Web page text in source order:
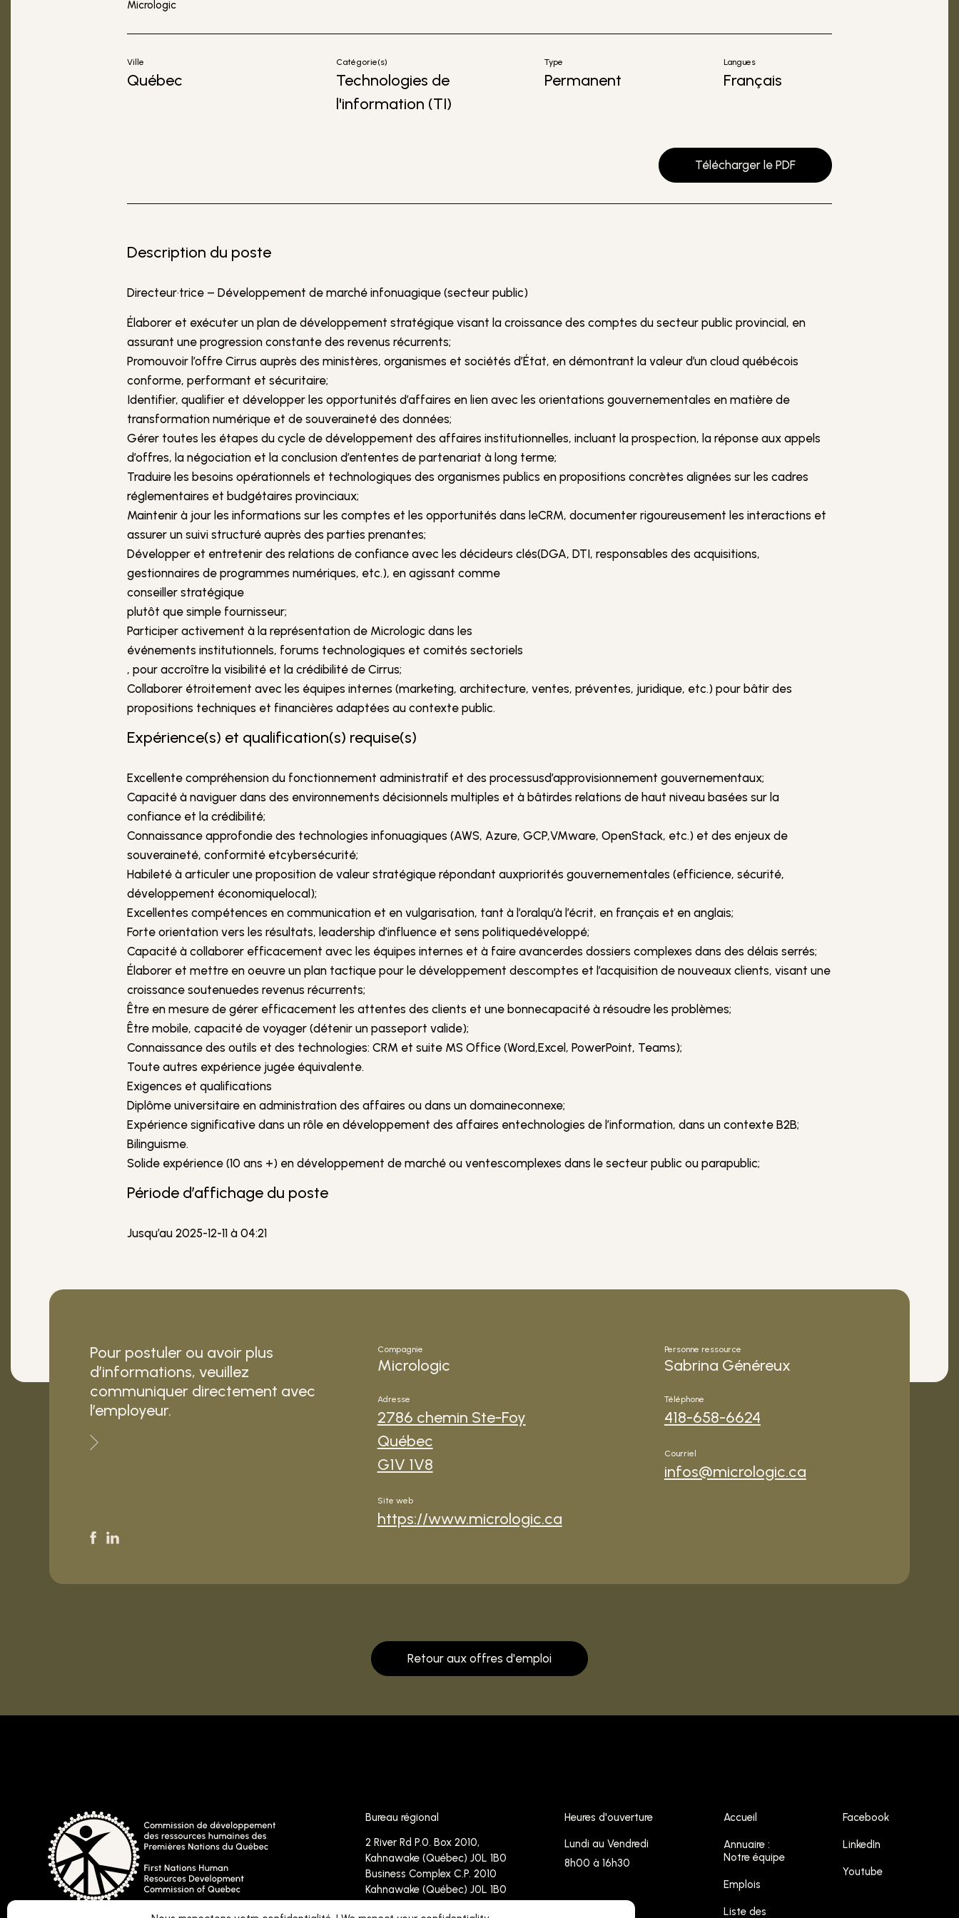
Micrologic
Ville
Québec
Catégorie(s)
Technologies de
l'information (TI)
Type
Permanent
Langues
Français
Télécharger le PDF
Description du poste
Directeur·trice – Développement de marché infonuagique (secteur public)
Élaborer et exécuter un plan de développement stratégique visant la croissance des comptes du secteur public provincial, en
assurant une progression constante des revenus récurrents;
Promouvoir l’offre Cirrus auprès des ministères, organismes et sociétés d’État, en démontrant la valeur d’un cloud québécois
conforme, performant et sécuritaire;
Identifier, qualifier et développer les opportunités d’affaires en lien avec les orientations gouvernementales en matière de
transformation numérique et de souveraineté des données;
Gérer toutes les étapes du cycle de développement des affaires institutionnelles, incluant la prospection, la réponse aux appels
d’offres, la négociation et la conclusion d’ententes de partenariat à long terme;
Traduire les besoins opérationnels et technologiques des organismes publics en propositions concrètes alignées sur les cadres
réglementaires et budgétaires provinciaux;
Maintenir à jour les informations sur les comptes et les opportunités dans leCRM, documenter rigoureusement les interactions et
assurer un suivi structuré auprès des parties prenantes;
Développer et entretenir des relations de confiance avec les décideurs clés(DGA, DTI, responsables des acquisitions,
gestionnaires de programmes numériques, etc.), en agissant comme
conseiller stratégique
plutôt que simple fournisseur;
Participer activement à la représentation de Micrologic dans les
événements institutionnels, forums technologiques et comités sectoriels
, pour accroître la visibilité et la crédibilité de Cirrus;
Collaborer étroitement avec les équipes internes (marketing, architecture, ventes, préventes, juridique, etc.) pour bâtir des
propositions techniques et financières adaptées au contexte public.
Expérience(s) et qualification(s) requise(s)
Excellente compréhension du fonctionnement administratif et des processusd’approvisionnement gouvernementaux;
Capacité à naviguer dans des environnements décisionnels multiples et à bâtirdes relations de haut niveau basées sur la
confiance et la crédibilité;
Connaissance approfondie des technologies infonuagiques (AWS, Azure, GCP,VMware, OpenStack, etc.) et des enjeux de
souveraineté, conformité etcybersécurité;
Habileté à articuler une proposition de valeur stratégique répondant auxpriorités gouvernementales (efficience, sécurité,
développement économiquelocal);
Excellentes compétences en communication et en vulgarisation, tant à l’oralqu’à l’écrit, en français et en anglais;
Forte orientation vers les résultats, leadership d’influence et sens politiquedéveloppé;
Capacité à collaborer efficacement avec les équipes internes et à faire avancerdes dossiers complexes dans des délais serrés;
Élaborer et mettre en oeuvre un plan tactique pour le développement descomptes et l’acquisition de nouveaux clients, visant une
croissance soutenuedes revenus récurrents;
Être en mesure de gérer efficacement les attentes des clients et une bonnecapacité à résoudre les problèmes;
Être mobile, capacité de voyager (détenir un passeport valide);
Connaissance des outils et des technologies: CRM et suite MS Office (Word,Excel, PowerPoint, Teams);
Toute autres expérience jugée équivalente.
Exigences et qualifications
Diplôme universitaire en administration des affaires ou dans un domaineconnexe;
Expérience significative dans un rôle en développement des affaires entechnologies de l’information, dans un contexte B2B;
Bilinguisme.
Solide expérience (10 ans +) en développement de marché ou ventescomplexes dans le secteur public ou parapublic;
Période d’affichage du poste
Jusqu’au 2025-12-11 à 04:21
Pour postuler ou avoir plus
d’informations, veuillez
communiquer directement avec
l’employeur.
Compagnie
Micrologic
Adresse
2786 chemin Ste-Foy
Québec
G1V 1V8
Site web
https://www.micrologic.ca
Personne ressource
Sabrina Généreux
Téléphone
418-658-6624
Courriel
infos@micrologic.ca
Retour aux offres d'emploi
Bureau régional
2 River Rd P.0. Box 2010,
Kahnawake (Québec) J0L 1B0
Business Complex C.P. 2010
Kahnawake (Québec) J0L 1B0
Heures d'ouverture
Lundi au Vendredi
8h00 à 16h30
Accueil
Annuaire :
Notre équipe
Emplois
Liste des
Facebook
LinkedIn
Youtube